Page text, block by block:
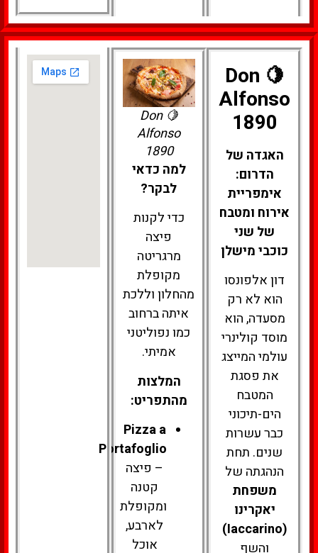
🍋 Don
Alfonso
1890
האגדה של
הדרום:
אימפריית
אירוח ומטבח
של שני
כוכבי מישלן
דון אלפונסו
הוא לא רק
מסעדה, הוא
מוסד קולינרי
עולמי המייצג
את פסגת
המטבח
הים-תיכוני
כבר עשרות
שנים. תחת
הנהגתה של
משפחת
יאקרינו
(Iaccarino)
והשף
🍋 Don
Alfonso
1890
למה כדאי
לבקר?
כדי לקנות
פיצה
מרגריטה
מקופלת
מהחלון וללכת
איתה ברחוב
כמו נפוליטני
אמיתי.
המלצות
מהתפריט:
Pizza a
Portafoglio
– פיצה
קטנה
ומקופלת
לארבע,
אוכל